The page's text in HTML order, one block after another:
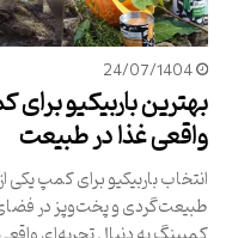
24/07/1404
بهترین باربیکیو
واقعی غذا در طبیعت
انتخاب باربیکیو برای کمپ
طبیعت‌گردی و پخت‌و‌پز در فضای